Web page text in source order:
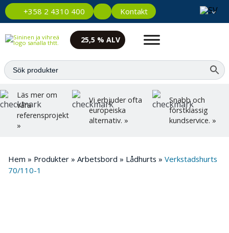
+358 2 4310 400 Kontakt
25,5 % ALV
Läs mer om
våra
referensprojekt
»
Vi erbjuder ofta
europeiska
alternativ. »
Snabb och
förstklassig
kundservice. »
Hem » Produkter » Arbetsbord » Lådhurts » Verkstadshurts
70/110-1